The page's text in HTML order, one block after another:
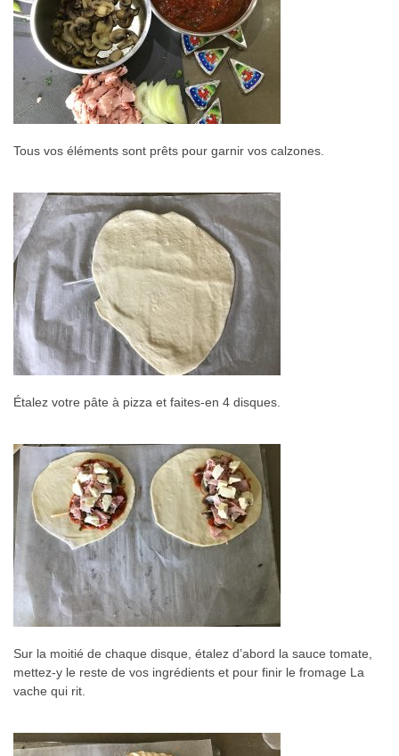
Tous vos éléments sont prêts pour garnir vos calzones.
Étalez votre pâte à pizza et faites-en 4 disques.
Sur la moitié de chaque disque, étalez d’abord la sauce tomate,
mettez-y le reste de vos ingrédients et pour finir le fromage La
vache qui rit.